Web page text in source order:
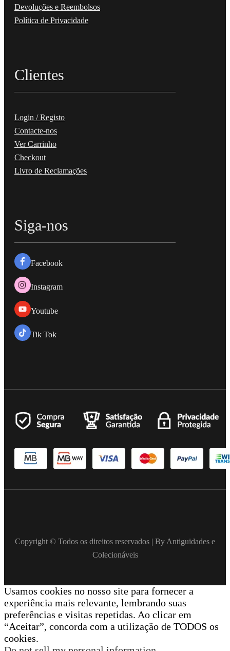
Devoluções e Reembolsos
Política de Privacidade
Clientes
Login / Registo
Contacte-nos
Ver Carrinho
Checkout
Livro de Reclamações
Siga-nos
Facebook
Instagram
Youtube
Tik Tok
Copyright © Todos os direitos reservados | By Antiguidades e
Colecionáveis
Usamos cookies no nosso site para fornecer a
experiência mais relevante, lembrando suas
preferências e visitas repetidas. Ao clicar em
“Aceitar”, concorda com a utilização de TODOS os
cookies.